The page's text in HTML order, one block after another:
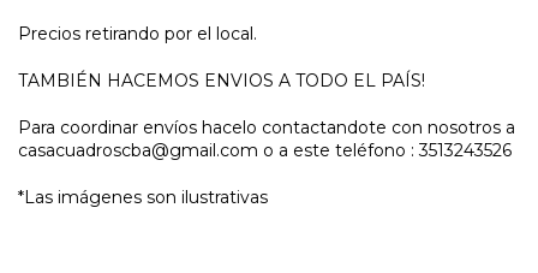
Precios retirando por el local.
TAMBIÉN HACEMOS ENVIOS A TODO EL PAÍS!
Para coordinar envíos hacelo contactandote con nosotros a
casacuadroscba@gmail.com o a este teléfono : 3513243526
*Las imágenes son ilustrativas